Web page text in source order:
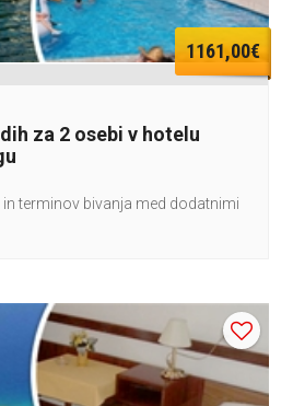
1161,00€
za 2 osebi v hotelu
in terminov bivanja med dodatnimi